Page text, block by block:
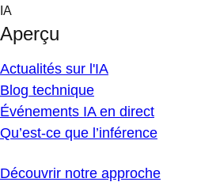
Skip
content
IA
Aperçu
Actualités sur l'IA
Blog technique
Événements IA en direct
Qu’est-ce que l’inférence
Découvrir notre approche